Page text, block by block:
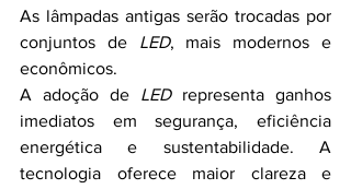
As lâmpadas antigas serão trocadas por
conjuntos de LED, mais modernos e
econômicos.
A adoção de LED representa ganhos
imediatos em segurança, eficiência
energética e sustentabilidade. A
tecnologia oferece maior clareza e